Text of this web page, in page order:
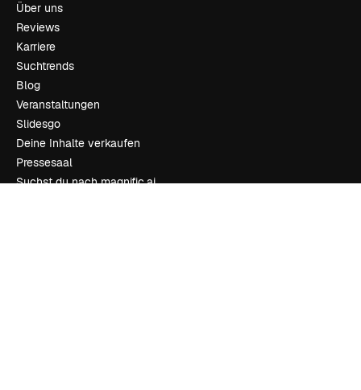
Über uns
Reviews
Karriere
Suchtrends
Blog
Veranstaltungen
Slidesgo
Deine Inhalte verkaufen
Pressesaal
Suchst du nach magnific.ai